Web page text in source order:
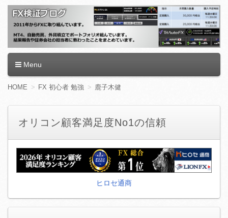
FX検証ブログ
Menu
コ
ツ
動
HOME FX 初心者 勉強 鹿子木健
オリコン顧客満足度No1の信頼
ヒロセ通商